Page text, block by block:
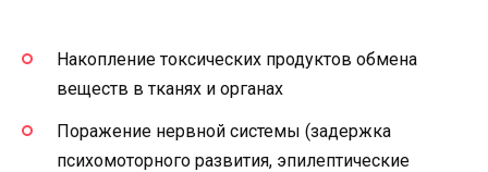
Накопление токсических продуктов обмена
веществ в тканях и органах
Поражение нервной системы (задержка
психомоторного развития, эпилептические